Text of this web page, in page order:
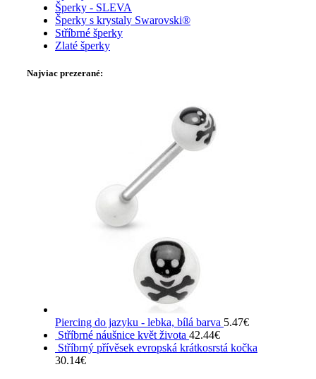
Šperky - SLEVA
Šperky s krystaly Swarovski®
Stříbrné šperky
Zlaté šperky
Najviac prezerané:
Piercing do jazyku - lebka, bílá barva 5.47€
Stříbrné náušnice květ života 42.44€
Stříbrný přívěsek evropská krátkosrstá kočka
30.14€